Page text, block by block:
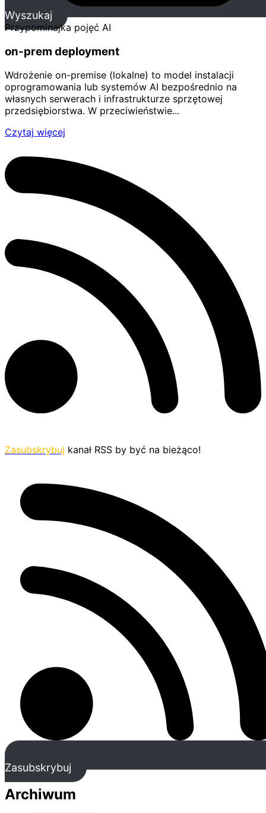
Wyszukaj
Przypominajka pojęć AI
on-prem deployment
Wdrożenie on-premise (lokalne) to model instalacji
oprogramowania lub systemów AI bezpośrednio na
własnych serwerach i infrastrukturze sprzętowej
przedsiębiorstwa. W przeciwieństwie...
Czytaj więcej
Zasubskrybuj kanał RSS by być na bieżąco!
Zasubskrybuj
Archiwum